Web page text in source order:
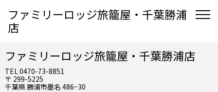
ファミリーロッジ旅籠屋・千葉勝浦
店
ファミリーロッジ旅籠屋・千葉勝浦店
TEL 0470-73-8851
〒 299-5225
千葉県 勝浦市墨名 486−30